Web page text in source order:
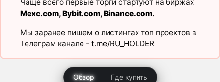
Чаще всего первые торги стартуют на биржах
Mexc.com,Bybit.com,Binance.com.
Мы заранее пишем о листингах топ проектов в
Телеграм канале - t.me/RU_HOLDER
Обзор Где купить